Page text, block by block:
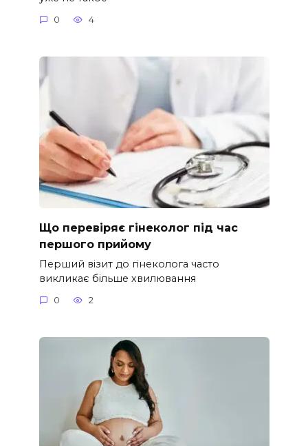
0 4
Що перевіряє гінеколог під час
першого прийому
Перший візит до гінеколога часто
викликає більше хвилювання
0 2